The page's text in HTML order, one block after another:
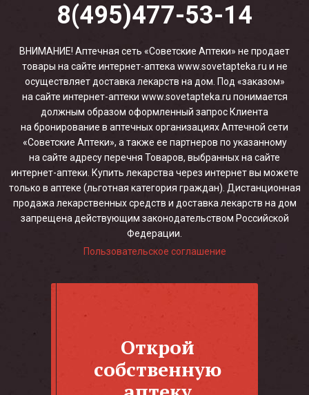
8(495)477-53-14
ВНИМАНИЕ! Аптечная сеть «Советские Аптеки» не продает
товары на сайте интернет-аптека www.sovetapteka.ru и не
осуществляет доставка лекарств на дом. Под «заказом»
на сайте интернет-аптеки www.sovetapteka.ru понимается
должным образом оформленный запрос Клиента
на бронирование в аптечных организациях Аптечной сети
«Советские Аптеки», а также ее партнеров по указанному
на сайте адресу перечня Товаров, выбранных на сайте
интернет-аптеки. Купить лекарства через интернет вы можете
только в аптеке (льготная категория граждан). Дистанционная
продажа лекарственных средств и доставка лекарств на дом
запрещена действующим законодательством Российской
Федерации.
Пользовательское соглашение
Открой
собственную